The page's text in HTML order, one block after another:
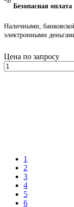
Безопасная оплата
Наличными,
электронными
Цена по запросу
1
2
3
4
5
6